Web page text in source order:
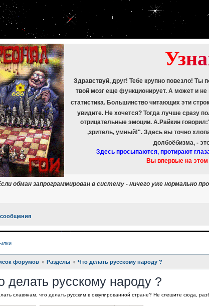
mysqli.php
mysqli_fetch_assoc(): Couldn't fetch mysqli_result
mysqli.php
mysqli_free_result(): Couldn't fetch mysqli_result
mysqli.php 265 :mysqli_fetch_assoc(): Couldn't fetch mysqli_result
mysqli.php on line 329 :mysqli_free_result(): Couldn't fetch mysqli_result
mysqli.php on line 265 : mysqli_fetch_assoc(): Couldn't fetch mysqli_result
mysqli.php on line mysqli_free_result(): Couldn't fetch mysqli_result
Узна
Здравствуй, друг! Тебе крупно повезло! Ты
твой мозг еще функционирует. А может и
статистика. Большинство читающих эти
увидите. Не хочется? Тогда лучше сразу
отрицательные эмоции. А.Райкин
,зритель, умный!". Здесь вы точно
долбоёбизма, -
Здесь просыпаются, протирают
Вы впервые на
обман запрограммирован в систему - ничего уже нормально
форумов Разделы Что делать русскому народу ?
делать русскому народу ?
славянам, что делать русским в оккупированной стране? Не спешите сюда,